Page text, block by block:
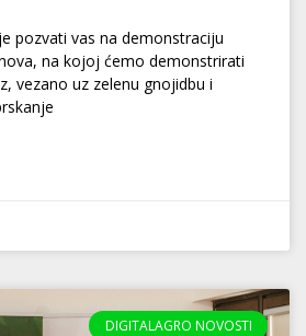
pozvati vas na demonstraciju
na kojoj ćemo demonstrirati
vezano uz zelenu gnojidbu i
DIGITALAGRO NOVOSTI